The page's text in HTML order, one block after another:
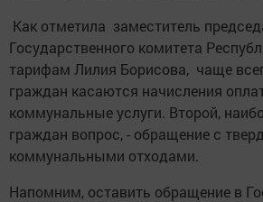
Как отметила заместитель
Государственного комитета
тарифам Лилия Борисова, чаще
граждан касаются начисления
коммунальные услуги. Второй,
граждан вопрос, - обращение с
коммунальными отходами.
Напомним, оставить обращение в